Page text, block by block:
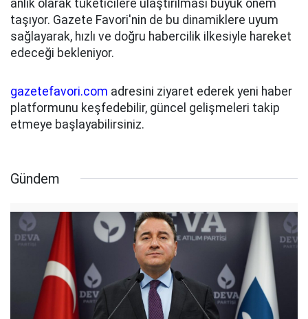
anlık olarak tüketicilere ulaştırılması büyük önem
taşıyor. Gazete Favori'nin de bu dinamiklere uyum
sağlayarak, hızlı ve doğru habercilik ilkesiyle hareket
edeceği bekleniyor.
gazetefavori.com adresini ziyaret ederek yeni haber
platformunu keşfedebilir, güncel gelişmeleri takip
etmeye başlayabilirsiniz.
Gündem